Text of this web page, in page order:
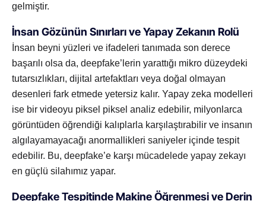
gelmiştir.
İnsan Gözünün Sınırları ve Yapay Zekanın Rolü
İnsan beyni yüzleri ve ifadeleri tanımada son derece
başarılı olsa da, deepfake’lerin yarattığı mikro düzeydeki
tutarsızlıkları, dijital artefaktları veya doğal olmayan
desenleri fark etmede yetersiz kalır. Yapay zeka modelleri
ise bir videoyu piksel piksel analiz edebilir, milyonlarca
görüntüden öğrendiği kalıplarla karşılaştırabilir ve insanın
algılayamayacağı anormallikleri saniyeler içinde tespit
edebilir. Bu, deepfake’e karşı mücadelede yapay zekayı
en güçlü silahımız yapar.
Deepfake Tespitinde Makine Öğrenmesi ve Derin